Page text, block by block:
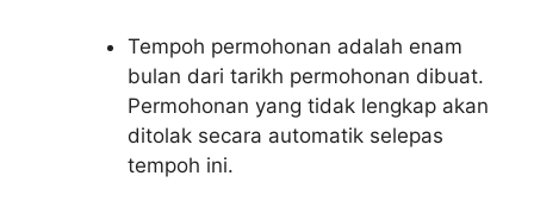
Tempoh permohonan adalah enam
bulan dari tarikh permohonan dibuat.
Permohonan yang tidak lengkap akan
ditolak secara automatik selepas
tempoh ini.